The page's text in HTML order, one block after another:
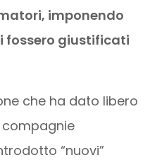
imponendo
fossero giustificati
che ha dato libero
“nuovi”